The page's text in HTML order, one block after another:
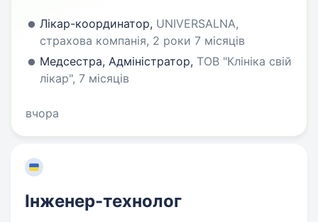
Лікар-координатор, UNIVERSALNA,
страхова компанія, 2 роки 7 місяців
Медсестра, Адміністратор, ТОВ "Клініка свій
лікар", 7 місяців
вчора
Інженер-технолог